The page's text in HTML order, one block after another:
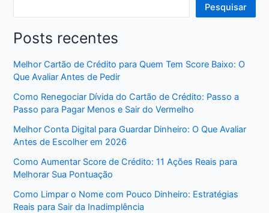
Pesquisar
Posts recentes
Melhor Cartão de Crédito para Quem Tem Score Baixo: O
Que Avaliar Antes de Pedir
Como Renegociar Dívida do Cartão de Crédito: Passo a
Passo para Pagar Menos e Sair do Vermelho
Melhor Conta Digital para Guardar Dinheiro: O Que Avaliar
Antes de Escolher em 2026
Como Aumentar Score de Crédito: 11 Ações Reais para
Melhorar Sua Pontuação
Como Limpar o Nome com Pouco Dinheiro: Estratégias
Reais para Sair da Inadimplência